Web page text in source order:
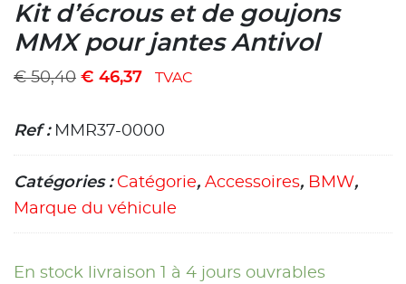
Kit d’écrous et de goujons
MMX pour jantes Antivol
€50,40 € 46,37 TVAC
Ref : MMR37-0000
Catégories : Catégorie, Accessoires, BMW,
Marque du véhicule
En stock livraison 1 à 4 jours ouvrables